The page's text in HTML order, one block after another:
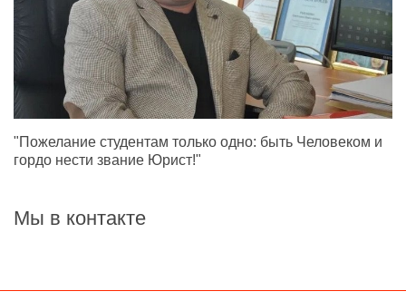
"Пожелание студентам только одно: быть Человеком и
гордо нести звание Юрист!"
Мы в контакте